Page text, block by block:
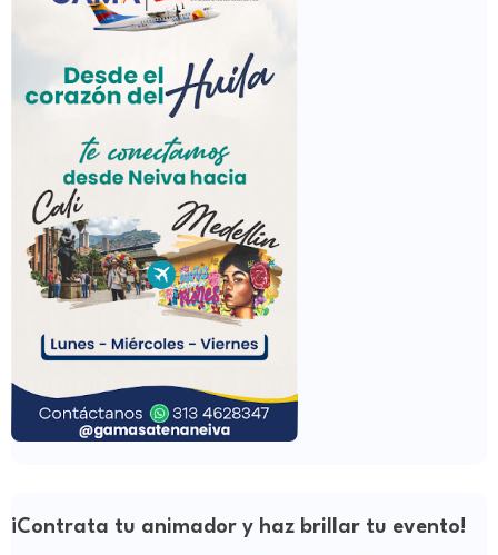
¡Contrata tu animador y haz brillar tu evento!